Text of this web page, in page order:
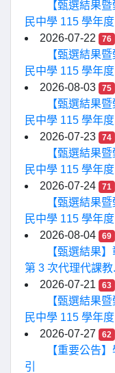
【甄選結果
民中學 115 學年度
2026-07-22
76
【甄選結果
民中學 115 學年度
2026-08-03
75
【甄選結果
民中學 115 學年度
2026-07-23
74
【甄選結果
民中學 115 學年度
2026-07-24
71
【甄選結果
民中學 115 學年度
2026-08-04
69
【甄選結果
第 3 次代理代課教
2026-07-21
63
【甄選結果
民中學 115 學年度
2026-07-27
62
【重要公告
引